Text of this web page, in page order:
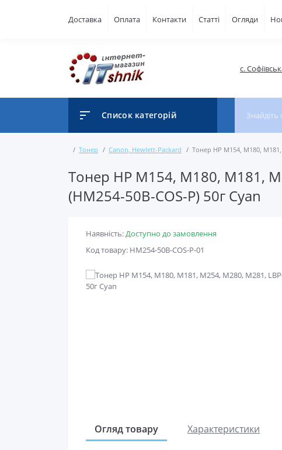
Доставка Оплата Контакти Статті Огляди
с.
Список категорій
Тонер Canon, Hewlett-Packard Тонер HP M154, M180,
Тонер HP M154, M180, M181,
(HM254-50B-COS-P) 50г Cyan
Наявність:Доступно до замовлення
Код товару: HM254-50B-COS-P-01
Огляд товару Характеристики